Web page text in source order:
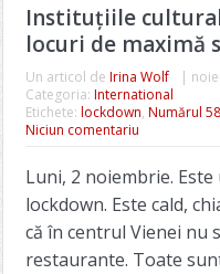
Instituțiile
locuri de maximă
Un articol de Irina Wolf |
Categoria: International
Etichete: lockdown, Numărul 58
Niciun comentariu
Luni, 2 noiembrie.
lockdown. Este cald,
că în centrul Vienei nu
restaurante. Toate